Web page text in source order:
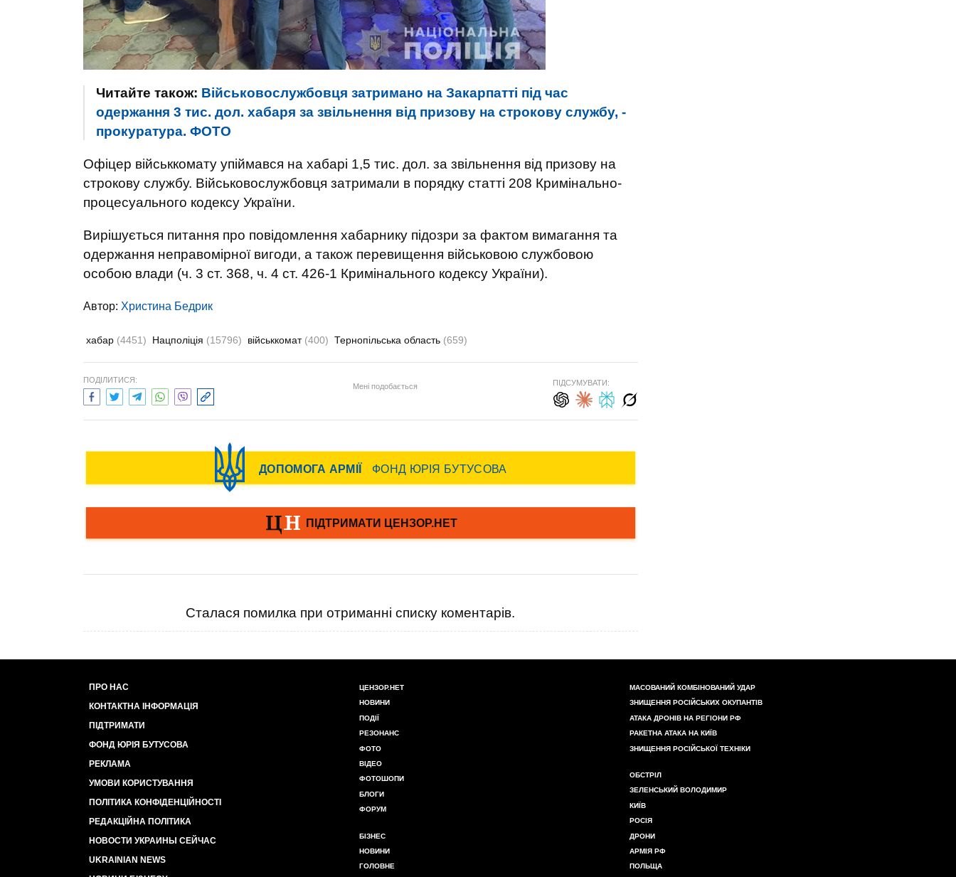
Читайте також: Військовослужбовця затримано на Закарпатті під час
одержання 3 тис. дол. хабаря за звільнення від призову на строкову службу, -
прокуратура. ФОТО
Офіцер військкомату упіймався на хабарі 1,5 тис. дол. за звільнення від призову на
строкову службу. Військовослужбовця затримали в порядку статті 208 Кримінально-
процесуального кодексу України.
Вирішується питання про повідомлення хабарнику підозри за фактом вимагання та
одержання неправомірної вигоди, а також перевищення військовою службовою
особою влади (ч. 3 ст. 368, ч. 4 ст. 426-1 Кримінального кодексу України).
Автор: Христина Бедрик
хабар (4451) Нацполіція (15796) військкомат (400) Тернопільська область (659)
ПОДІЛИТИСЯ:
Мені подобається ПІДСУМУВАТИ:
Сталася помилка при отриманні списку коментарів.
ПРО НАС
КОНТАКТНА ІНФОРМАЦІЯ
ПІДТРИМАТИ
ФОНД ЮРІЯ БУТУСОВА
РЕКЛАМА
УМОВИ КОРИСТУВАННЯ
ПОЛІТИКА КОНФІДЕНЦІЙНОСТІ
РЕДАКЦІЙНА ПОЛІТИКА
НОВОСТИ УКРАИНЫ СЕЙЧАС
UKRAINIAN NEWS
ЦЕНЗОР.НЕТ
НОВИНИ
ПОДІЇ
РЕЗОНАНС
ФОТО
ВІДЕО
ФОТОШОПИ
БЛОГИ
ФОРУМ
БІЗНЕС
НОВИНИ
ГОЛОВНЕ
МАСОВАНИЙ КОМБІНОВАНИЙ УДАР
ЗНИЩЕННЯ РОСІЙСЬКИХ ОКУПАНТІВ
АТАКА ДРОНІВ НА РЕГІОНИ РФ
РАКЕТНА АТАКА НА КИЇВ
ЗНИЩЕННЯ РОСІЙСЬКОЇ ТЕХНІКИ
ОБСТРІЛ
ЗЕЛЕНСЬКИЙ ВОЛОДИМИР
КИЇВ
РОСІЯ
ДРОНИ
АРМІЯ РФ
ПОЛЬЩА